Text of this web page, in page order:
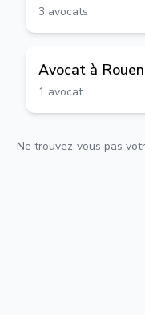
3 avocats
Avocat à Rouen
1 avocat
Ne trouvez-vous pas